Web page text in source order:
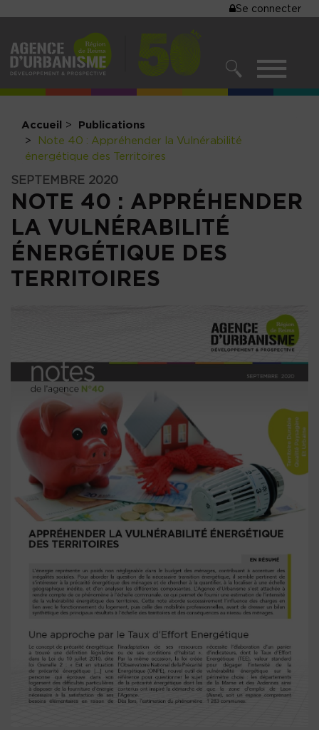
contenu
principal
MENU
DE
Se connecter
MENU
Accueil Publications
Note 40 : Appréhender la Vulnérabilité
énergétique des Territoires
SEPTEMBRE 2020
NOTE 40 : APPRÉHENDER
LA VULNÉRABILITÉ
ÉNERGÉTIQUE DES
TERRITOIRES